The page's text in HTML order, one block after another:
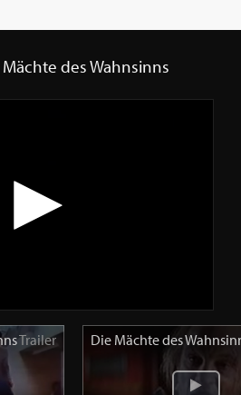
des Wahnsinns
Trailer Die Mächte des